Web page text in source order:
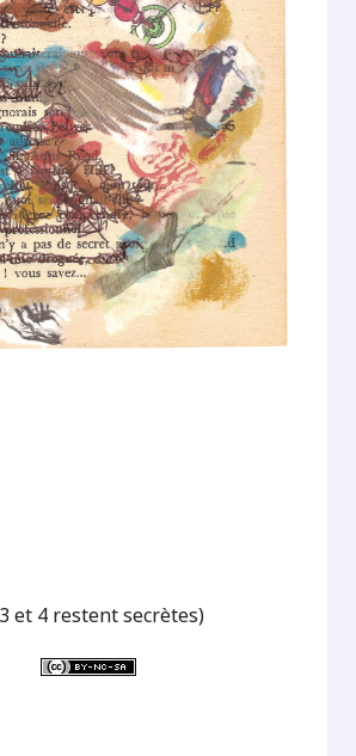
et 4 restent secrètes)